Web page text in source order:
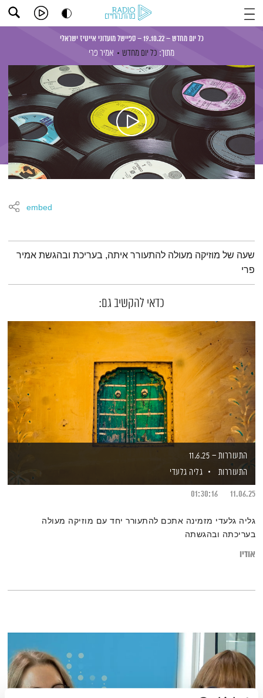
כל יום מחדש – 19.10.22 – ספיישל מועדוני אייטיז ישראלי
מתוך: כל יום מחדש אמיר פרי
embed
תמצית הפודקאסט
שעה של מוזיקה מעולה להתעורר איתה, בעריכת ובהגשת אמיר
פרי
כדאי להקשיב גם:
התעוררות – 11.6.25
התעוררות
גליה גלעדי
11.06.25
01:30:16
גליה גלעדי מזמינה אתכם להתעורר יחד עם מוזיקה מעולה
בעריכתה ובהגשתה
אודיו